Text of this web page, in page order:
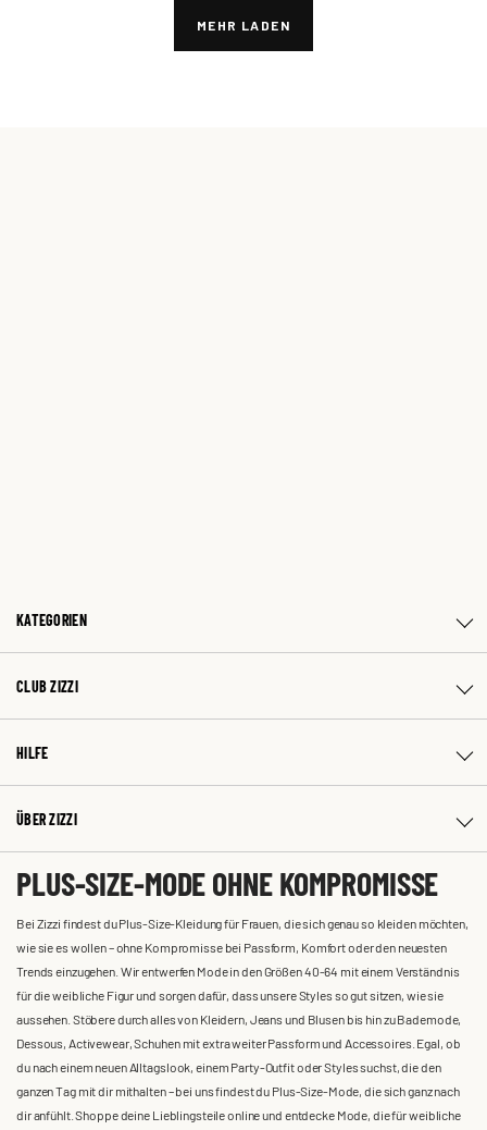
MEHR LADEN
KATEGORIEN
CLUB ZIZZI
HILFE
ÜBER ZIZZI
PLUS-SIZE-MODE OHNE KOMPROMISSE
Bei Zizzi findest du Plus-Size-Kleidung für Frauen, die sich genau so kleiden möchten,
wie sie es wollen – ohne Kompromisse bei Passform, Komfort oder den neuesten
Trends einzugehen. Wir entwerfen Mode in den Größen 40-64 mit einem Verständnis
für die weibliche Figur und sorgen dafür, dass unsere Styles so gut sitzen, wie sie
aussehen. Stöbere durch alles von Kleidern, Jeans und Blusen bis hin zu Bademode,
Dessous, Activewear, Schuhen mit extra weiter Passform und Accessoires. Egal, ob
du nach einem neuen Alltagslook, einem Party-Outfit oder Styles suchst, die den
ganzen Tag mit dir mithalten – bei uns findest du Plus-Size-Mode, die sich ganz nach
dir anfühlt. Shoppe deine Lieblingsteile online und entdecke Mode, die für weibliche